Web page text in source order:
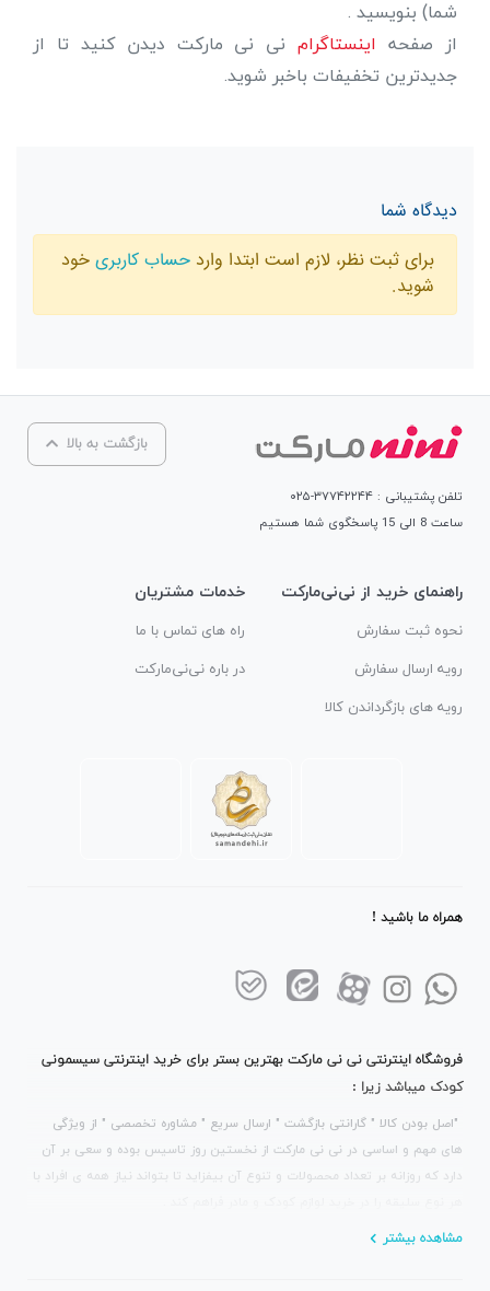
شما) بنویسید .
از صفحه اینستاگرام نی نی مارکت دیدن کنید تا از
جدیدترین تخفیفات باخبر شوید.
دیدگاه شما
برای ثبت نظر، لازم است ابتدا وارد حساب کاربری خود
شوید.
بازگشت به بالا
تلفن پشتیبانی : ۳۷۷۴۲۲۴۴-۰۲۵
ساعت 8 الی 15 پاسخگوی شما هستیم
راهنمای خرید از نی‌نی‌مارکت
نحوه ثبت سفارش
رویه ارسال سفارش
رویه های بازگرداندن کالا
خدمات مشتریان
راه های تماس با ما
در باره نی‌نی‌مارکت
همراه ما باشید !
فروشگاه اینترنتی نی نی مارکت بهترین بستر برای خرید اینترنتی سیسمونی
کودک میباشد زیرا :
"اصل بودن کالا " گارانتی بازگشت " ارسال سریع " مشاوره تخصصی " از ویژگی
های مهم و اساسی در نی نی مارکت از نخستین روز تاسیس بوده و سعی بر آن
دارد که روزانه بر تعداد محصولات و تنوع آن بیفزاید تا بتواند نیاز همه ی افراد با
مشاهده بیشتر